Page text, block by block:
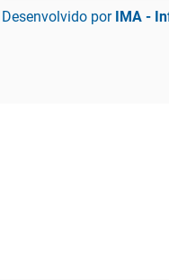
Desenvolvido por IMA -